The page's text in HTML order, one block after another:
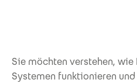
Sie möchten verstehen,
Systemen funktionieren